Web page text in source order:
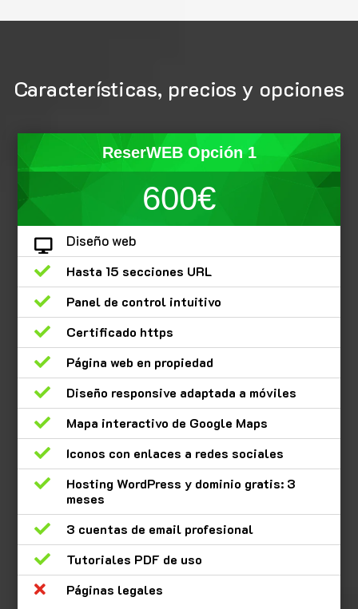
Características, precios y opciones
ReserWEB Opción 1
600€
 Diseño web

Hasta 15 secciones URL

Panel de control intuitivo

Certificado https

Página web en propiedad

Diseño responsive adaptada a móviles

Mapa interactivo de Google Maps

Iconos con enlaces a redes sociales

Hosting WordPress y dominio gratis: 3
meses

3 cuentas de email profesional

Tutoriales PDF de uso

Páginas legales